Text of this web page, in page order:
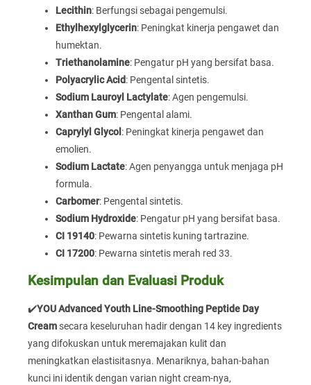
Lecithin: Berfungsi sebagai pengemulsi.
Ethylhexylglycerin: Peningkat kinerja pengawet dan
humektan.
Triethanolamine: Pengatur pH yang bersifat basa.
Polyacrylic Acid: Pengental sintetis.
Sodium Lauroyl Lactylate: Agen pengemulsi.
Xanthan Gum: Pengental alami.
Caprylyl Glycol: Peningkat kinerja pengawet dan
emolien.
Sodium Lactate: Agen penyangga untuk menjaga pH
formula.
Carbomer: Pengental sintetis.
Sodium Hydroxide: Pengatur pH yang bersifat basa.
CI 19140: Pewarna sintetis kuning tartrazine.
CI 17200: Pewarna sintetis merah red 33.
Kesimpulan dan Evaluasi Produk
✔️YOU Advanced Youth Line-Smoothing Peptide Day
Cream secara keseluruhan hadir dengan 14 key ingredients
yang difokuskan untuk meremajakan kulit dan
meningkatkan elastisitasnya. Menariknya, bahan-bahan
kunci ini identik dengan varian night cream-nya,